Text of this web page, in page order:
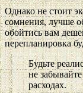
Однако не стоит
сомнения, лучше
обойтись вам
перепланировка
Будьте
не
расходах.